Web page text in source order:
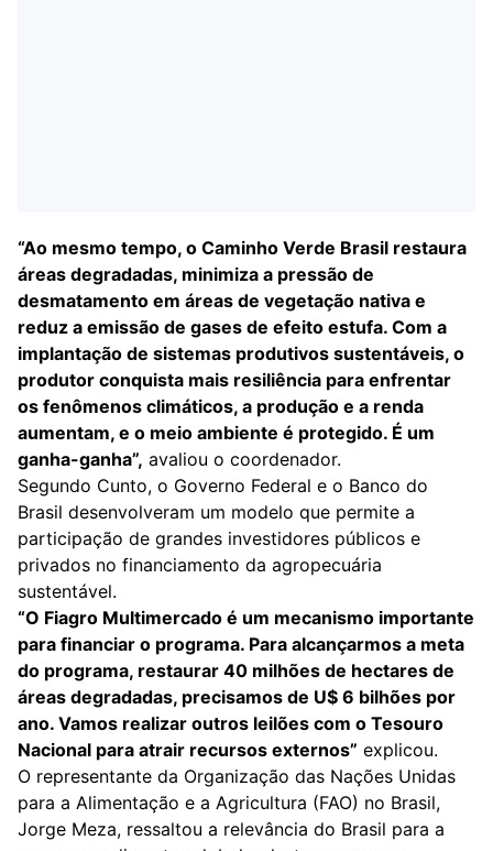
“Ao mesmo tempo, o Caminho Verde Brasil restaura
áreas degradadas, minimiza a pressão de
desmatamento em áreas de vegetação nativa e
reduz a emissão de gases de efeito estufa. Com a
implantação de sistemas produtivos sustentáveis, o
produtor conquista mais resiliência para enfrentar
os fenômenos climáticos, a produção e a renda
aumentam, e o meio ambiente é protegido. É um
ganha-ganha”, avaliou o coordenador.
Segundo Cunto, o Governo Federal e o Banco do
Brasil desenvolveram um modelo que permite a
participação de grandes investidores públicos e
privados no financiamento da agropecuária
sustentável.
“O Fiagro Multimercado é um mecanismo importante
para financiar o programa. Para alcançarmos a meta
do programa, restaurar 40 milhões de hectares de
áreas degradadas, precisamos de U$ 6 bilhões por
ano. Vamos realizar outros leilões com o Tesouro
Nacional para atrair recursos externos” explicou.
O representante da Organização das Nações Unidas
para a Alimentação e a Agricultura (FAO) no Brasil,
Jorge Meza, ressaltou a relevância do Brasil para a